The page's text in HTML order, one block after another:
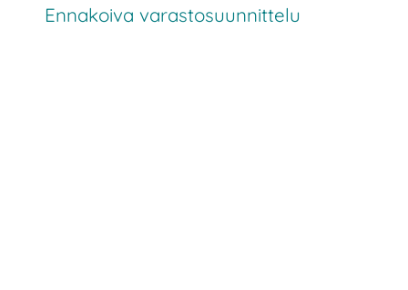
Ennakoiva varastosuunnittelu